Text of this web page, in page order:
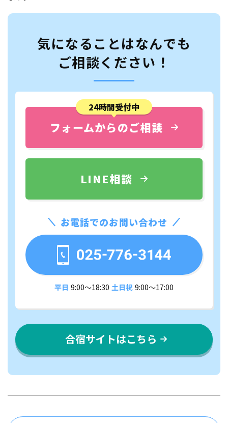
気になることはなんでも
ご相談ください！
24時間受付中
フォームからのご相談
LINE相談
お電話でのお問い合わせ
平日 9:00〜18:30 土日祝 9:00〜17:00
合宿サイトはこちら